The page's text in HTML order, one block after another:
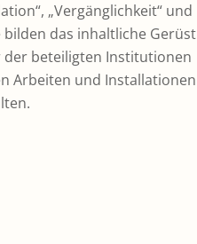
„Vergänglichkeit“ und
bilden das inhaltliche Gerüst
der beteiligten Institutionen
Arbeiten und Installationen